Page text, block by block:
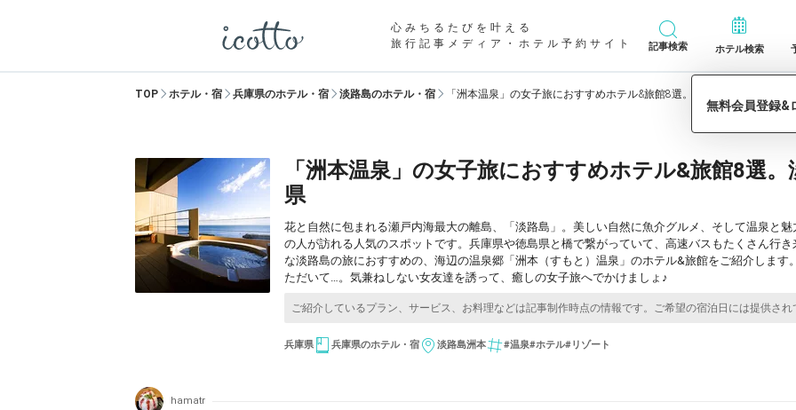
心みちるたびを叶える
旅行記事メディア・ホテル予約サイト
記事検索 ホテル検索
TOP ホテル・宿 兵庫県のホテル・宿 淡路島のホテル・宿 「洲本温泉」の女子旅におすすめホテル&旅館8選。淡路島で癒しの旅を
「洲本温泉」の女子旅におすすめホテル&旅館8選
県
花と自然に包まれる瀬戸内海最大の離島、「淡路島」。美しい自然に魚介グルメ、そして温泉と
の人が訪れる人気のスポットです。兵庫県や徳島県と橋で繋がっていて、高速バスもたくさん行
な淡路島の旅におすすめの、海辺の温泉郷「洲本（すもと）温泉」のホテル&旅館をご紹介しま
ただいて…。気兼ねしない女友達を誘って、癒しの女子旅へでかけましょ♪
兵庫県 兵庫県のホテル・宿 淡路島洲本 #温泉#ホテル#リゾート
hamatr